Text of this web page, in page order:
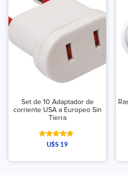
Set de 10 Adaptador de
corriente USA a Europeo Sin
Tierra
Valorado
con
de 5
U$S 19